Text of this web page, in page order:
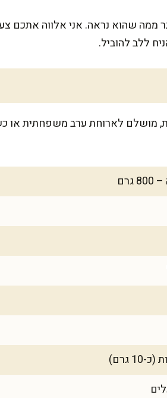
ממה שהוא נראה. אני אלווה אתכם
ללב להוביל.
ל-4-5 מנות נדיבות, מושלם לארוחת ערב